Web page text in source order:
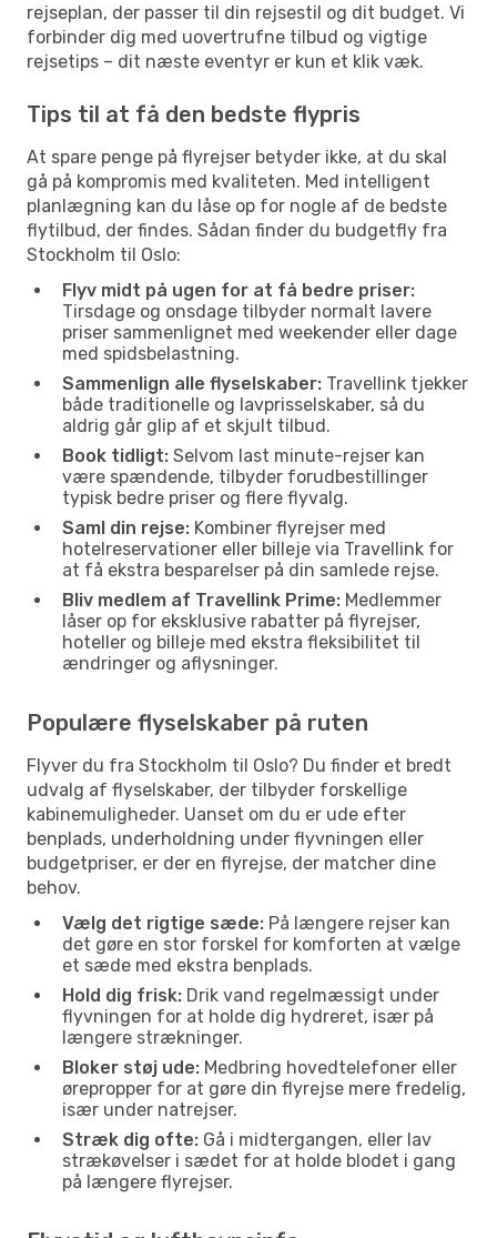
rejseplan, der passer til din rejsestil og dit budget. Vi
forbinder dig med uovertrufne tilbud og vigtige
rejsetips – dit næste eventyr er kun et klik væk.
Tips til at få den bedste flypris
At spare penge på flyrejser betyder ikke, at du skal
gå på kompromis med kvaliteten. Med intelligent
planlægning kan du låse op for nogle af de bedste
flytilbud, der findes. Sådan finder du budgetfly fra
Stockholm til Oslo:
Flyv midt på ugen for at få bedre priser:
Tirsdage og onsdage tilbyder normalt lavere
priser sammenlignet med weekender eller dage
med spidsbelastning.
Sammenlign alle flyselskaber: Travellink tjekker
både traditionelle og lavprisselskaber, så du
aldrig går glip af et skjult tilbud.
Book tidligt: Selvom last minute-rejser kan
være spændende, tilbyder forudbestillinger
typisk bedre priser og flere flyvalg.
Saml din rejse: Kombiner flyrejser med
hotelreservationer eller billeje via Travellink for
at få ekstra besparelser på din samlede rejse.
Bliv medlem af Travellink Prime: Medlemmer
låser op for eksklusive rabatter på flyrejser,
hoteller og billeje med ekstra fleksibilitet til
ændringer og aflysninger.
Populære flyselskaber på ruten
Flyver du fra Stockholm til Oslo? Du finder et bredt
udvalg af flyselskaber, der tilbyder forskellige
kabinemuligheder. Uanset om du er ude efter
benplads, underholdning under flyvningen eller
budgetpriser, er der en flyrejse, der matcher dine
behov.
Vælg det rigtige sæde: På længere rejser kan
det gøre en stor forskel for komforten at vælge
et sæde med ekstra benplads.
Hold dig frisk: Drik vand regelmæssigt under
flyvningen for at holde dig hydreret, især på
længere strækninger.
Bloker støj ude: Medbring hovedtelefoner eller
ørepropper for at gøre din flyrejse mere fredelig,
især under natrejser.
Stræk dig ofte: Gå i midtergangen, eller lav
strækøvelser i sædet for at holde blodet i gang
på længere flyrejser.